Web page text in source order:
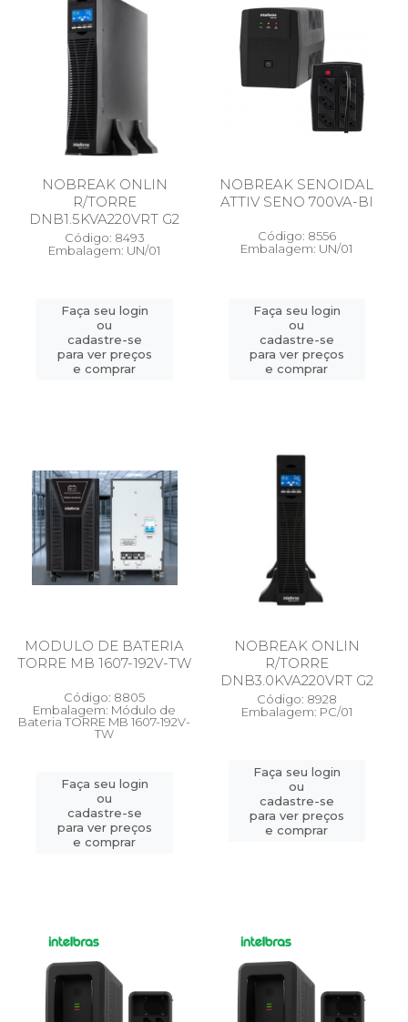
NOBREAK ONLIN
R/TORRE
DNB1.5KVA220VRT G2
Código: 8493
Embalagem: UN/01
Faça seu login
ou
cadastre-se
para ver preços
e comprar
NOBREAK SENOIDAL
ATTIV SENO 700VA-BI
Código: 8556
Embalagem: UN/01
Faça seu login
ou
cadastre-se
para ver preços
e comprar
MODULO DE BATERIA
TORRE MB 1607-192V-TW
Código: 8805
Embalagem: Módulo de
Bateria TORRE MB 1607-192V-
TW
Faça seu login
ou
cadastre-se
para ver preços
e comprar
NOBREAK ONLIN
R/TORRE
DNB3.0KVA220VRT G2
Código: 8928
Embalagem: PC/01
Faça seu login
ou
cadastre-se
para ver preços
e comprar